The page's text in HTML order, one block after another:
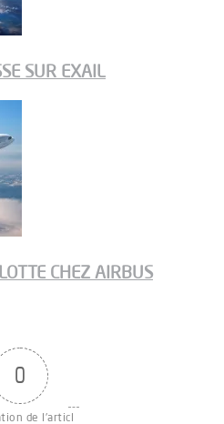
SUR EXAIL
CHEZ AIRBUS
0
de l'articl